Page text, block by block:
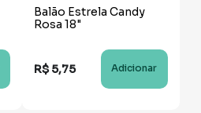
Balão Estrela Candy
Rosa 18"
R$ 5,75 Adicionar